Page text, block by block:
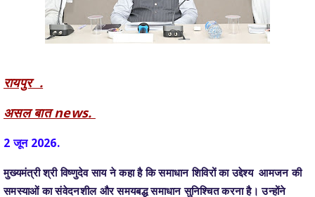
समस्याओं का संवेदनशील और समयबद्ध समाधान सुनिश्चित करना है। उन्होंने
अधिकारियों को स्पष्ट निर्देश देते हुए कहा कि प्रशासनिक अमला सकारात्मक सोच
और सार्थक प्रयासों के साथ कार्य करे, ताकि पात्र लोगों तक योजनाओं का लाभ